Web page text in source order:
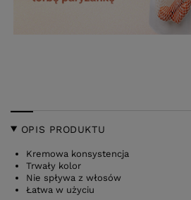
OPIS PRODUKTU
Kremowa konsystencja
Trwały kolor
Nie spływa z włosów
Łatwa w użyciu